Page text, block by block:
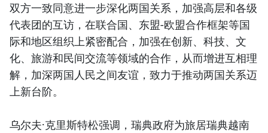
双方一致同意进一步深化两国关系，加强高层和各级
代表团的互访，在联合国、东盟-欧盟合作框架等国
际和地区组织上紧密配合，加强在创新、科技、文
化、旅游和民间交流等领域的合作，从而增进互相理
解，加深两国人民之间友谊，致力于推动两国关系迈
上新台阶。
乌尔夫·克里斯特松强调，瑞典政府为旅居瑞典越南